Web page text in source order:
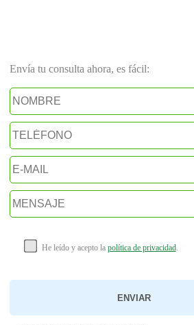
Envía tu consulta ahora, es fácil:
He leído y acepto la política de privacidad.